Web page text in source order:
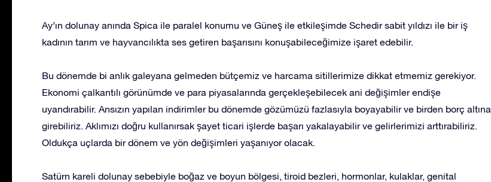
Ay’ın dolunay anında Spica ile paralel konumu ve Güneş ile etkileşimde Schedir sabit yıldızı ile bir iş
kadının tarım ve hayvancılıkta ses getiren başarısını konuşabileceğimize işaret edebilir.
Bu dönemde bi anlık galeyana gelmeden bütçemiz ve harcama sitillerimize dikkat etmemiz gerekiyor.
Ekonomi çalkantılı görünümde ve para piyasalarında gerçekleşebilecek ani değişimler endişe
uyandırabilir. Ansızın yapılan indirimler bu dönemde gözümüzü fazlasıyla boyayabilir ve birden borç altına
girebiliriz. Aklımızı doğru kullanırsak şayet ticari işlerde başarı yakalayabilir ve gelirlerimizi arttırabiliriz.
Oldukça uçlarda bir dönem ve yön değişimleri yaşanıyor olacak.
Satürn kareli dolunay sebebiyle boğaz ve boyun bölgesi, tiroid bezleri, hormonlar, kulaklar, genital